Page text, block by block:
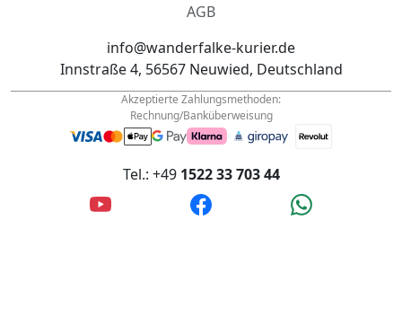
Datenschutz
AGB
info@wanderfalke-kurier.de
Innstraße 4, 56567 Neuwied, Deutschland
Akzeptierte Zahlungsmethoden:
1522 33 703 44